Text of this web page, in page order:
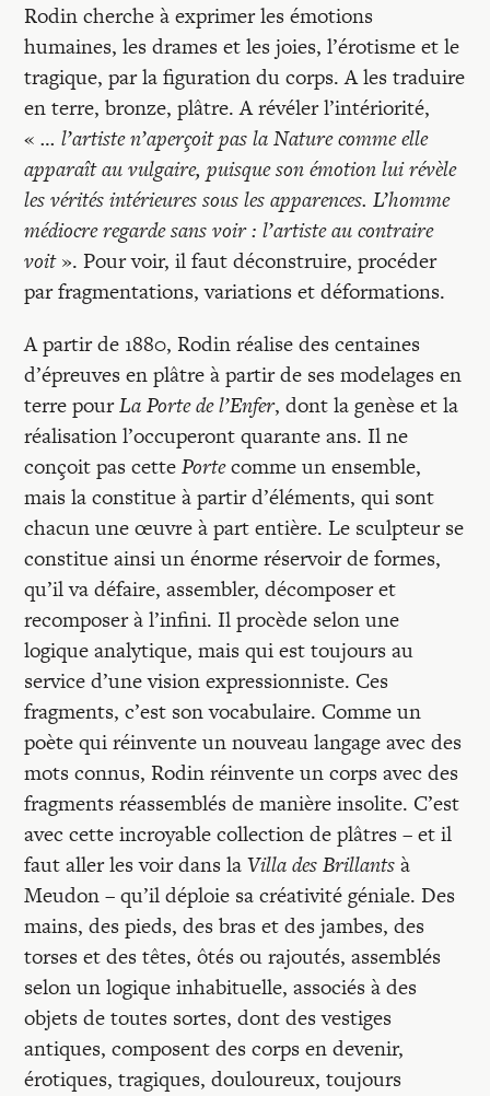
Rodin cherche à exprimer les émotions
humaines, les drames et les joies, l’érotisme et le
tragique, par la figuration du corps. A les traduire
en terre, bronze, plâtre. A révéler l’intériorité,
«… l’artiste n’aperçoit pas la Nature comme elle
apparaît au vulgaire, puisque son émotion lui révèle
les vérités intérieures sous les apparences. L’homme
médiocre regarde sans voir : l’artiste au contraire
voit». Pour voir, il faut déconstruire, procéder
par fragmentations, variations et déformations.
A partir de 1880, Rodin réalise des centaines
d’épreuves en plâtre à partir de ses modelages en
terre pourLa Porte de l’Enfer, dont la genèse et la
réalisation l’occuperont quarante ans. Il ne
conçoit pas cettePortecomme un ensemble,
mais la constitue à partir d’éléments, qui sont
chacun une œuvre à part entière. Le sculpteur se
constitue ainsi un énorme réservoir de formes,
qu’il va défaire, assembler, décomposer et
recomposer à l’infini. Il procède selon une
logique analytique, mais qui est toujours au
service d’une vision expressionniste. Ces
fragments, c’est son vocabulaire. Comme un
poète qui réinvente un nouveau langage avec des
mots connus, Rodin réinvente un corps avec des
fragments réassemblés de manière insolite. C’est
avec cette incroyable collection de plâtres – et il
faut aller les voir dans laVilla des Brillantsà
Meudon – qu’il déploie sa créativité géniale. Des
mains, des pieds, des bras et des jambes, des
torses et des têtes, ôtés ou rajoutés, assemblés
selon un logique inhabituelle, associés à des
objets de toutes sortes, dont des vestiges
antiques, composent des corps en devenir,
érotiques, tragiques, douloureux, toujours